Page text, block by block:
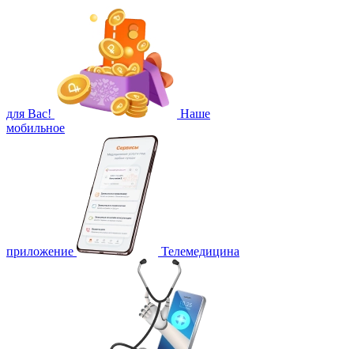
для Вас!
Наше
мобильное
приложение Телемедицина